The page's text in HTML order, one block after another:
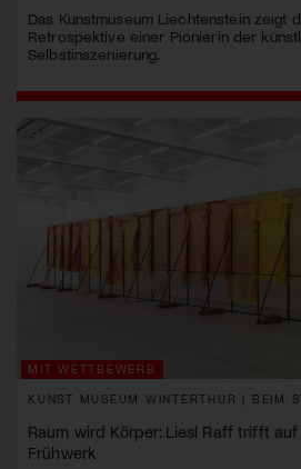
Das Kunstmuseum Liechtenstein zeigt
Retrospektive einer Pionierin der
Selbstinszenierung.
MIT WETTBEWERB
KUNST MUSEUM WINTERTHUR | BEIM
Raum wird Körper: Liesl Raff trifft
Frühwerk